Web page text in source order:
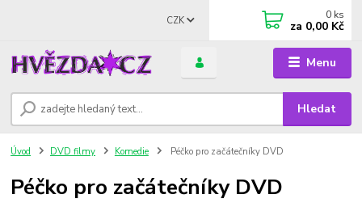
Menu
CZK
Hledat
0 ks
za 0,00 Kč
Úvod DVD filmy Komedie Péčko pro začátečníky DVD
Péčko pro začátečníky DVD